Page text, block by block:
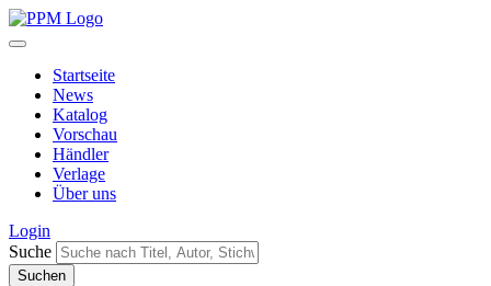
Startseite
News
Katalog
Vorschau
Händler
Verlage
Über uns
Login
Suche